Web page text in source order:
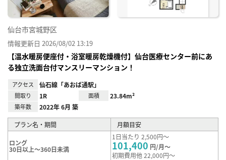
仙台市宮城野区
情報更新日 2026/08/02 13:19
【温水暖房便座付・浴室暖房乾燥機付】仙台医療センター前にあ
る独立洗面台付マンスリーマンション！
アクセス 仙石線「あおば通駅」
間取り 1R 面積 23.84m²
築年数 2022年 6月 築
プラン名・期間 月額目安
ロング
30日以上～360日未満
1日当たり 2,500円～
101,400 円/月～
初期費用他 22,000円～